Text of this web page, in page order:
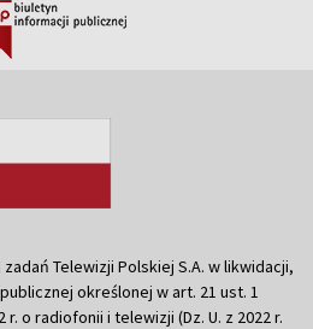
Telewizji Polskiej S.A. w likwidacji,
określonej w art. 21 ust. 1
o radiofonii i telewizji (Dz. U. z 2022 r.